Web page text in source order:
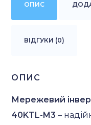
ОПИС
ВІДГУКИ (0)
ОПИС
Мережевий
40KTL-M3 –